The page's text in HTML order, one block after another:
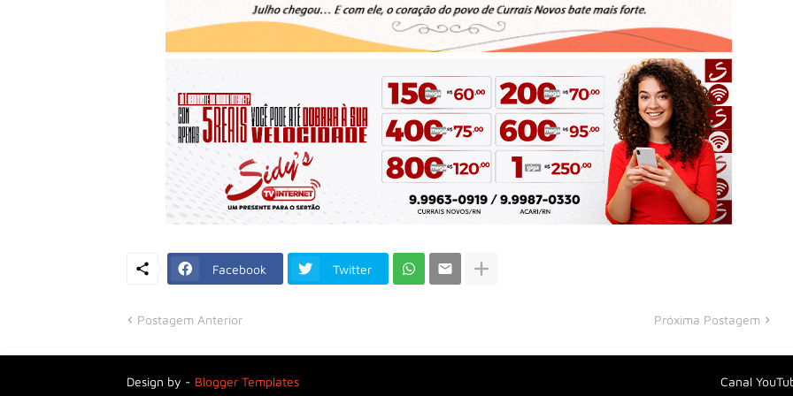
Facebook Twitter
Postagem Anterior Próxima Postagem
Design by - Blogger Templates Canal